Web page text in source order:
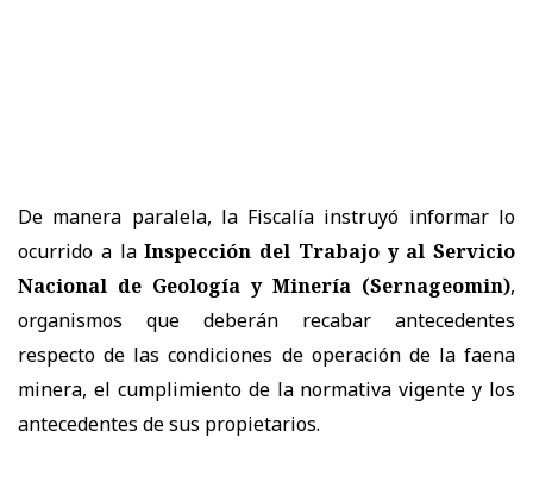
De manera paralela, la Fiscalía instruyó informar lo
ocurrido a laInspección del Trabajo y al Servicio
Nacional de Geología y Minería (Sernageomin),
organismos que deberán recabar antecedentes
respecto de las condiciones de operación de la faena
minera, el cumplimiento de la normativa vigente y los
antecedentes de sus propietarios.